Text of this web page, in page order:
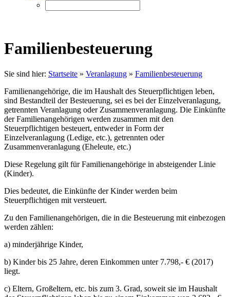
Familienbesteuerung
Sie sind hier: Startseite » Veranlagung » Familienbesteuerung
Familienangehörige, die im Haushalt des Steuerpflichtigen leben,
sind Bestandteil der Besteuerung, sei es bei der Einzelveranlagung,
getrennten Veranlagung oder Zusammenveranlagung. Die Einkünfte
der Familienangehörigen werden zusammen mit den
Steuerpflichtigen besteuert, entweder in Form der
Einzelveranlagung (Ledige, etc.), getrennten oder
Zusammenveranlagung (Eheleute, etc.)
Diese Regelung gilt für Familienangehörige in absteigender Linie
(Kinder).
Dies bedeutet, die Einkünfte der Kinder werden beim
Steuerpflichtigen mit versteuert.
Zu den Familienangehörigen, die in die Besteuerung mit einbezogen
werden zählen:
a) minderjährige Kinder,
b) Kinder bis 25 Jahre, deren Einkommen unter 7.798,- € (2017)
liegt.
c) Eltern, Großeltern, etc. bis zum 3. Grad, soweit sie im Haushalt